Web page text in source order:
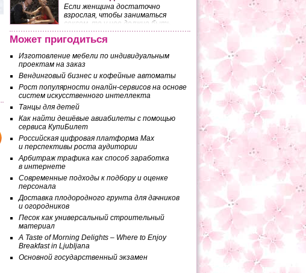
разговаривающим людям, то
заметим, что они копируют
жесты друг друга. Это
бессознательно.
Если женщина достаточно
взрослая, чтобы заниматься
сексом, то у нее должно быть
собственное мнение по поводу
того, чего она ожидает от
Может пригодиться
Изготовление мебели по индивидуальным
проектам на заказ
Вендинговый бизнес и кофейные автоматы
Рост популярности оналйн-сервисов на основе
систем искусственного интеллекта
Танцы для детей
Как найти дешёвые авиабилеты с помощью
сервиса КупиБилет
Российская цифровая платформа Max
и перспективы роста аудитории
Арбитраж трафика как способ заработка
в интернете
Современные подходы к подбору и оценке
персонала
Доставка плодородного грунта для дачников
и огородников
Песок как универсальный строительный
материал
A Taste of Morning Delights – Where to Enjoy
Breakfast in Ljubljana
Основной государственный экзамен